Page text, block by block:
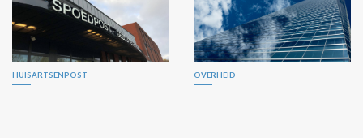
HUISARTSENPOST OVERHEID